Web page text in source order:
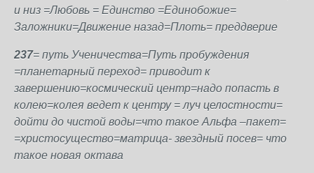
и низ =Любовь = Единство =Единобожие=
Заложники=Движение назад=Плоть= преддверие
237= путь Ученичества=Путь пробуждения
=планетарный переход= приводит к
завершению=космический центр=надо попасть в
колею=колея ведет к центру = луч целостности=
дойти до чистой воды=что такое Альфа –пакет=
=христосущество=матрица- звездный посев= что
такое новая октава